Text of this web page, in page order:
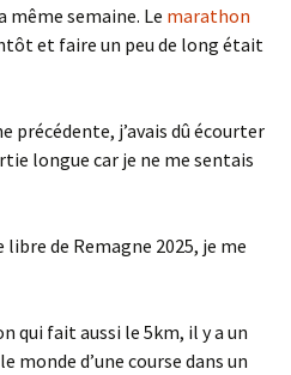
même semaine. Le marathon
et faire un peu de long était
précédente, j’avais dû écourter
longue car je ne me sentais
libre de Remagne 2025, je me
qui fait aussi le 5km, il y a un
monde d’une course dans un